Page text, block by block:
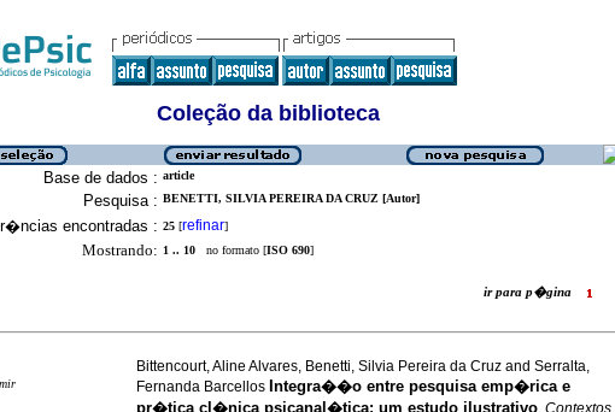
Coleção da biblioteca
Base de dados : article
Pesquisa : BENETTI, SILVIA PEREIRA DA CRUZ [Autor]
encontradas : 25 [refinar]
Mostrando: 1 .. 10 no formato [ISO 690]
ir para p�gina
Bittencourt, Aline Alvares, Benetti, Silvia Pereira da Cruz and Serralta,
Fernanda Barcellos Integra��o entre pesquisa emp�rica e
pr�tica cl�nica psicanal�tica: um estudo ilustrativo. Contextos